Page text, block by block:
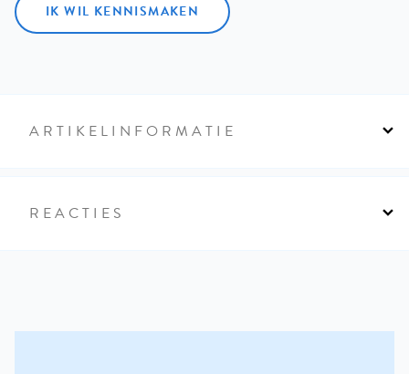
IK WIL KENNISMAKEN
ARTIKELINFORMATIE
REACTIES